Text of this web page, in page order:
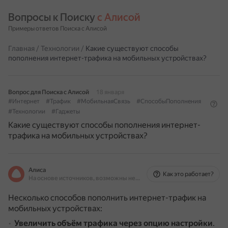
Вопросы к Поиску с Алисой
Примеры ответов Поиска с Алисой
Главная / Технологии / Какие существуют способы
пополнения интернет-трафика на мобильных устройствах?
Вопрос для Поиска с Алисой
18 января
#Интернет
#Трафик #МобильнаяСвязь
#СпособыПополнения
#Технологии
#Гаджеты
Какие существуют способы пополнения интернет-
трафика на мобильных устройствах?
Алиса
На основе источников, возможны неточности
Как это работает?
Несколько способов пополнить интернет-трафик на
мобильных устройствах:
Увеличить объём трафика через опцию настройки.